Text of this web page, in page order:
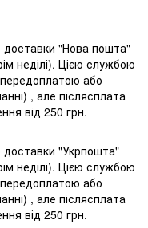
"Нова пошта"
неділі). Цією службою
або
, але післясплата
від 250 грн.
"Укрпошта"
неділі). Цією службою
або
, але післясплата
від 250 грн.